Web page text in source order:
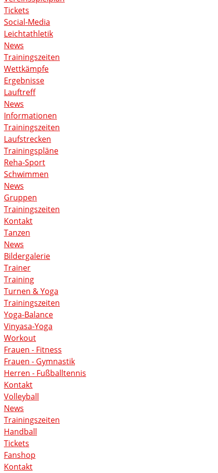
Tickets
Social-Media
Leichtathletik
News
Trainingszeiten
Wettkämpfe
Ergebnisse
Lauftreff
News
Informationen
Trainingszeiten
Laufstrecken
Trainingspläne
Reha-Sport
Schwimmen
News
Gruppen
Trainingszeiten
Kontakt
Tanzen
News
Bildergalerie
Trainer
Training
Turnen & Yoga
Trainingszeiten
Yoga-Balance
Vinyasa-Yoga
Workout
Frauen - Fitness
Frauen - Gymnastik
Herren - Fußballtennis
Kontakt
Volleyball
News
Trainingszeiten
Handball
Tickets
Fanshop
Kontakt